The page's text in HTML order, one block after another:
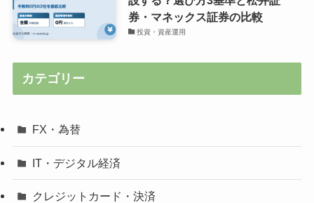
券・マネックス証券の比較
投資・資産運用
カテゴリー
FX・為替
IT・デジタル経済
クレジットカード・決済